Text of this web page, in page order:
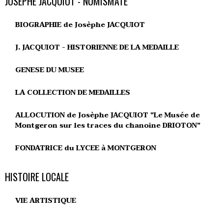
BIOGRAPHIE de Josèphe JACQUIOT
J. JACQUIOT - HISTORIENNE DE LA MEDAILLE
GENESE DU MUSEE
LA COLLECTION DE MEDAILLES
ALLOCUTION de Josèphe JACQUIOT "Le Musée de
Montgeron sur les traces du chanoine DRIOTON"
FONDATRICE du LYCEE à MONTGERON
HISTOIRE LOCALE
VIE ARTISTIQUE